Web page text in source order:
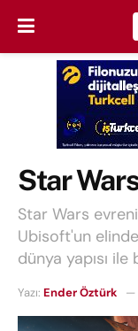
Star
Star Wars
Ubisoft'un
dünya yapısı
Yazı: Ender Öztürk